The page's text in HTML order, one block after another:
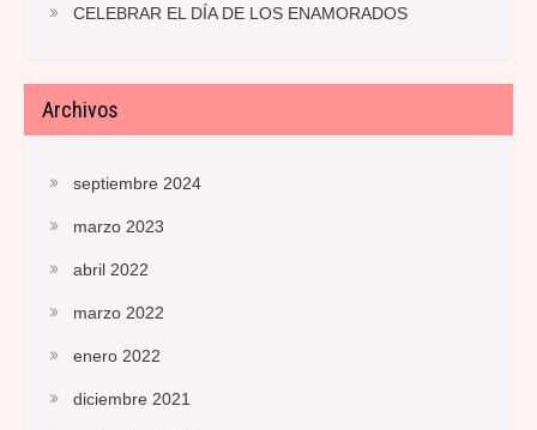
CELEBRAR EL DÍA DE LOS ENAMORADOS
Archivos
septiembre 2024
marzo 2023
abril 2022
marzo 2022
enero 2022
diciembre 2021